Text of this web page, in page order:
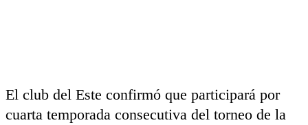
El club del Este confirmó que participará por
cuarta temporada consecutiva del torneo de la